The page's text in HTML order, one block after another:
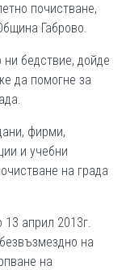
почистване,
Габрово.
бедствие, дойде
да помогне за
фирми,
и учебни
на града
април 2013г.
на
на